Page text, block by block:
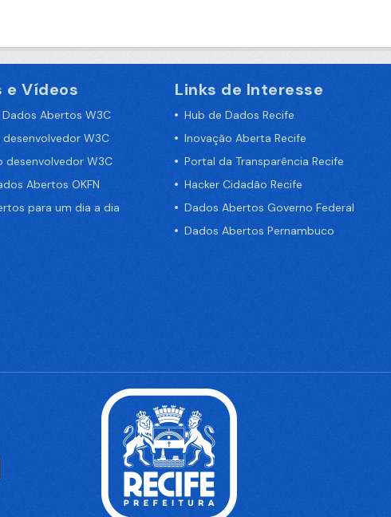
e Vídeos
Abertos W3C
W3C
desenvolvedor W3C
Abertos OKFN
para um dia a dia
Links de Interesse
Hub de Dados Recife
Inovação Aberta Recife
Portal da Transparência Recife
Hacker Cidadão Recife
Dados Abertos Governo Federal
Dados Abertos Pernambuco